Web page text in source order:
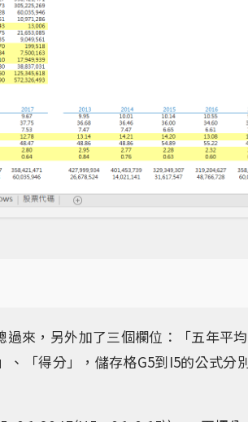
來，另外加了三個欄位：「五年平均
、「得分」，儲存格G5到I5的公式分